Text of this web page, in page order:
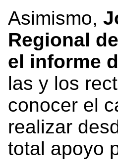
Asimismo,
Regional
el informe
las y los
conocer el
realizar
total apoyo